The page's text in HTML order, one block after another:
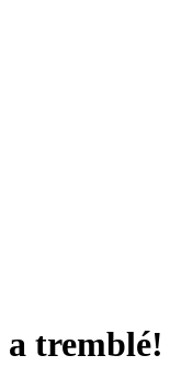
tremblé!